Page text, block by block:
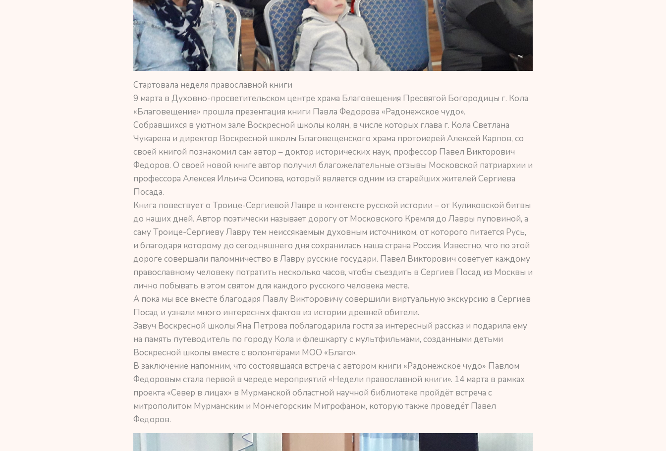
Стартовала неделя православной книги
9 марта в Духовно-просветительском центре храма Благовещения Пресвятой Богородицы г. Кола
«Благовещение» прошла презентация книги Павла Федорова «Радонежское чудо».
Собравшихся в уютном зале Воскресной школы колян, в числе которых глава г. Кола Светлана
Чукарева и директор Воскресной школы Благовещенского храма протоиерей Алексей Карпов, со
своей книгой познакомил сам автор – доктор исторических наук, профессор Павел Викторович
Федоров. О своей новой книге автор получил благожелательные отзывы Московской патриархии и
профессора Алексея Ильича Осипова, который является одним из старейших жителей Сергиева
Посада.
Книга повествует о Троице-Сергиевой Лавре в контексте русской истории – от Куликовской битвы
до наших дней. Автор поэтически называет дорогу от Московского Кремля до Лавры пуповиной, а
саму Троице-Сергиеву Лавру тем неиссякаемым духовным источником, от которого питается Русь,
и благодаря которому до сегодняшнего дня сохранилась наша страна Россия. Известно, что по этой
дороге совершали паломничество в Лавру русские государи. Павел Викторович советует каждому
православному человеку потратить несколько часов, чтобы съездить в Сергиев Посад из Москвы и
лично побывать в этом святом для каждого русского человека месте.
А пока мы все вместе благодаря Павлу Викторовичу совершили виртуальную экскурсию в Сергиев
Посад и узнали много интересных фактов из истории древней обители.
Завуч Воскресной школы Яна Петрова поблагодарила гостя за интересный рассказ и подарила ему
на память путеводитель по городу Кола и флешкарту с мультфильмами, созданными детьми
Воскресной школы вместе с волонтёрами МОО «Благо».
В заключение напомним, что состоявшаяся встреча с автором книги «Радонежское чудо» Павлом
Федоровым стала первой в череде мероприятий «Недели православной книги». 14 марта в рамках
проекта «Север в лицах» в Мурманской областной научной библиотеке пройдёт встреча с
митрополитом Мурманским и Мончегорским Митрофаном, которую также проведёт Павел
Федоров.